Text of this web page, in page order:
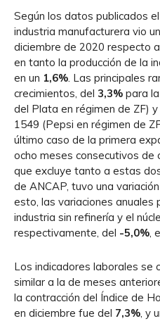
Según los datos publicados
industria manufacturera vio
diciembre de 2020 respecto
en tanto la producción de la
en un 1,6%. Las principales
crecimientos, del 3,3% para
del Plata en régimen de ZF) y
1549 (Pepsi en régimen de
último caso de la primera
ocho meses consecutivos de
que excluye tanto a estas
de ANCAP, tuvo una
esto, las variaciones anuales
industria sin refinería y el
respectivamente, del -5,0%,
Los indicadores laborales se
similar a la de meses
la contracción del Índice de
en diciembre fue del 7,3%, y